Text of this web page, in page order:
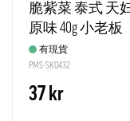
脆紫菜 泰式 天
原味 40g 小老板
有現貨
PMS-SK0432
37 kr